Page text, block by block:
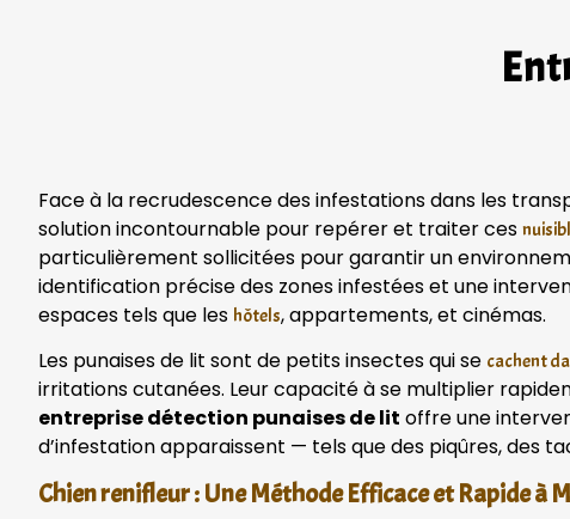
Face à la recrudescence des infestations dans les
solution incontournable pour repérer et traiter ces
particulièrement sollicitées pour garantir un
identification précise des zones infestées et une
espaces tels que les hôtels, appartements, et cinémas.
Les punaises de lit sont de petits insectes qui se cachent
irritations cutanées. Leur capacité à se multiplier
entreprise détection punaises de lit offre une
d’infestation apparaissent — tels que des piqûres, des
Chien renifleur : Une Méthode Efficace et Rapide à